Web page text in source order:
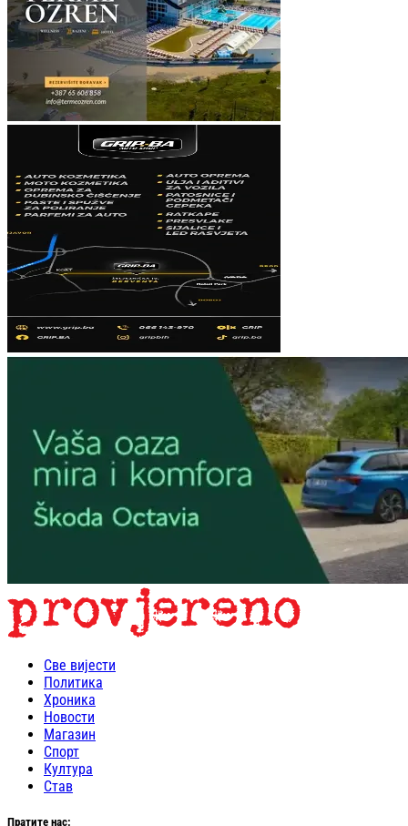
Све вијести
Политика
Хроника
Новости
Магазин
Спорт
Култура
Став
Пратите нас: